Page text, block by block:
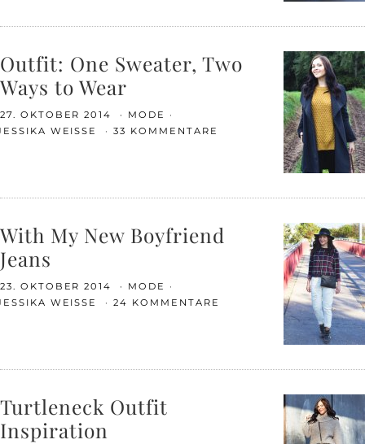
Outfit: One Sweater, Two
Ways to Wear
27. OKTOBER 2014
MODE
WEISSE
33 KOMMENTARE
With My New Boyfriend
Jeans
23. OKTOBER 2014
MODE
WEISSE
24 KOMMENTARE
Turtleneck Outfit
Inspiration